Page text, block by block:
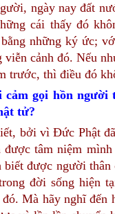
ngày nay đất
cái thấy đó
những ký ức;
cảnh đó. Nếu
trước, thì điều đó
cảm gọi hồn người
tử?
bởi vì Đức Phật
tâm niệm
được người
đời sống hiện
Mà hãy nghĩ